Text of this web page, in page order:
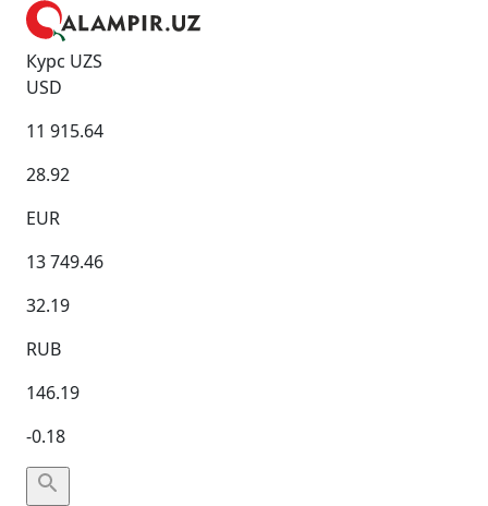
Курс UZS
USD
11 915.64
28.92
EUR
13 749.46
32.19
RUB
146.19
-0.18